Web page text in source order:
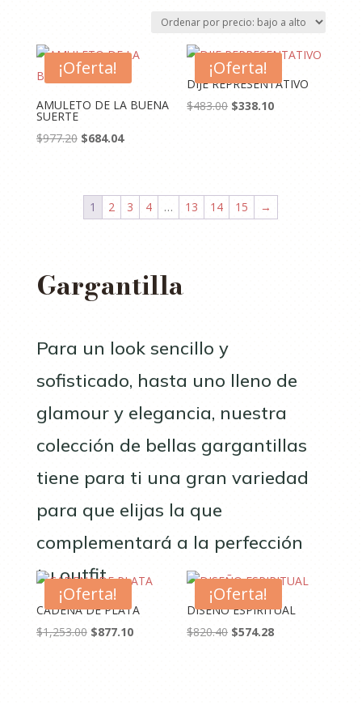
precio:
a
alto
¡Oferta!
AMULETO DE LA BUENA
SUERTE
$977.20 El
era:
$977.20.
$684.04El
es:
$684.04.
¡Oferta!
DIJE REPRESENTATIVO
$483.00 El
$338.10El
1
2 3 4 … 13 14 15 →
Gargantilla
Para un look sencillo y
sofisticado, hasta uno lleno de
glamour y elegancia, nuestra
colección de bellas gargantillas
tiene para ti una gran variedad
para que elijas la que
complementará a la perfección
tu outfit.
¡Oferta!
CADENA DE PLATA
$1,253.00 El
$877.10El
¡Oferta!
DISEÑO ESPIRITUAL
$820.40 El
$574.28El